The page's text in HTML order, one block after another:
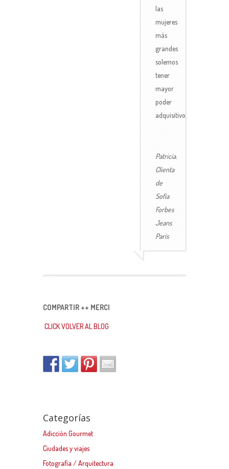
las
mujeres
más
grandes
solemos
tener
mayor
poder
adquisitivo.
Patricia.
Clienta
de
Sofía
Forbes
Jeans
París
COMPARTIR ++ MERCI
CLICK VOLVER AL BLOG
Categorías
Adicción Gourmet
Ciudades y viajes
Fotografía / Arquitectura